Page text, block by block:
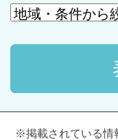
※掲載されている情